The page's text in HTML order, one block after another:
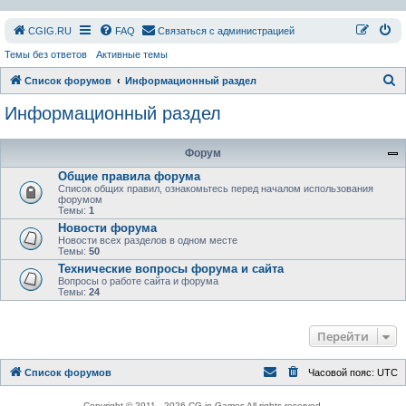
СGIG.RU FAQ Связаться с администрацией
Темы без ответов Активные темы
Список форумов Информационный раздел
к
Информационный раздел
Форум
Общие правила форума
Список общих правил, ознакомьтесь перед началом использования
форумом
Темы: 1
Новости форума
Новости всех разделов в одном месте
Темы: 50
Технические вопросы форума и сайта
Вопросы о работе сайта и форума
Темы: 24
Перейти
Список форумов Часовой пояс: UTC